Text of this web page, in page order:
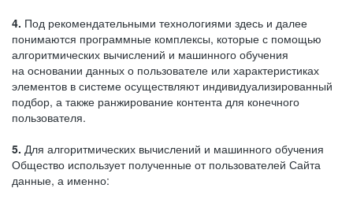
4. Под рекомендательными технологиями здесь и далее
понимаются программные комплексы, которые с помощью
алгоритмических вычислений и машинного обучения
на основании данных о пользователе или характеристиках
элементов в системе осуществляют индивидуализированный
подбор, а также ранжирование контента для конечного
пользователя.
5. Для алгоритмических вычислений и машинного обучения
Общество использует полученные от пользователей Сайта
данные, а именно: